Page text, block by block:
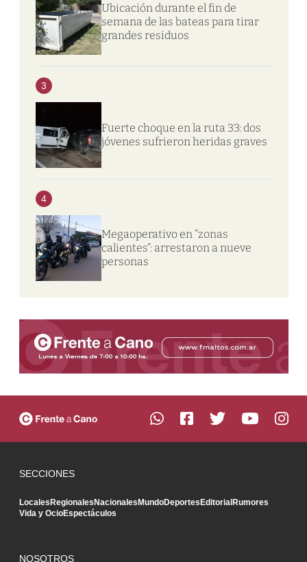
Ubicación durante el fin de
semana de las bateas para tirar
grandes residuos
3
Fuerte choque en la ruta 33: dos
jóvenes sufrieron heridas graves
4
Megaoperativo en “zonas
calientes”: arrestaron a nueve
personas
SECCIONES
LocalesRegionalesNacionalesMundoDeportesEditorialRumores
Vida y OcioEspectáculos
NOSOTROS